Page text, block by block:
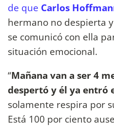
de que Carlos
hermano no despierta
se comunicó con ella
situación emocional.
“Mañana van a ser 4
despertó y él ya entró
solamente respira por
Está 100 por ciento